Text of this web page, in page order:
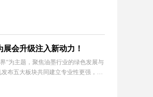
会升级注入新动力！
“为主题，聚焦油墨行业的绿色发展与
布五大板块共同建立专业性更强，具